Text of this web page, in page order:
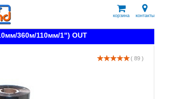
корзина контакты
360м/110мм/1") OUT
( 89 )